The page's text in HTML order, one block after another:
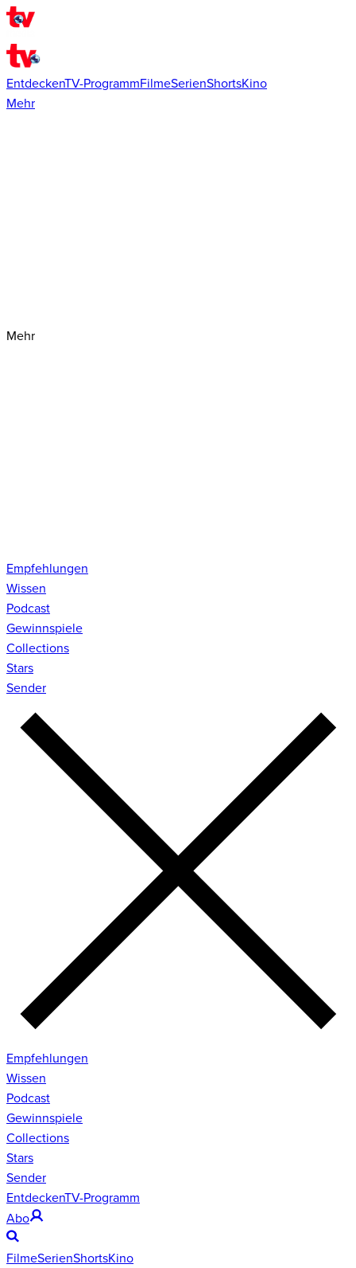
EntdeckenTV-ProgrammFilmeSerienShortsKino
Mehr
Mehr
Empfehlungen
Wissen
Podcast
Gewinnspiele
Collections
Stars
Sender
Empfehlungen
Wissen
Podcast
Gewinnspiele
Collections
Stars
Sender
EntdeckenTV-Programm
Abo
FilmeSerienShortsKino